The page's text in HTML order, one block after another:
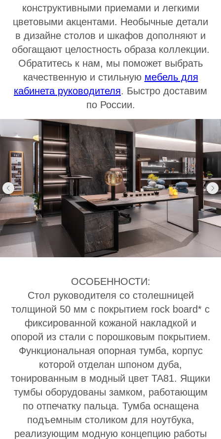
конструктивными приемами и легкими
цветовыми акцентами. Необычные детали
в дизайне столов и шкафов дополняют и
обогащают целостность образа коллекции.
Обратитесь к нам, мы поможет выбрать
качественную и стильную мебель для
кабинета руководителя. Быстро доставим
по России.
ОСОБЕННОСТИ:
Стол руководителя со столешницей
толщиной 50 мм с покрытием rock board* с
фиксированной кожаной накладкой и
опорой из стали с порошковым покрытием.
Функциональная опорная тумба, корпус
которой отделан шпоном дуба,
тонированным в модный цвет TA81. Ящики
тумбы оборудованы замком, работающим
по отпечатку пальца. Тумба оснащена
подъемным столиком для ноутбука,
реализующим модную концепцию работы